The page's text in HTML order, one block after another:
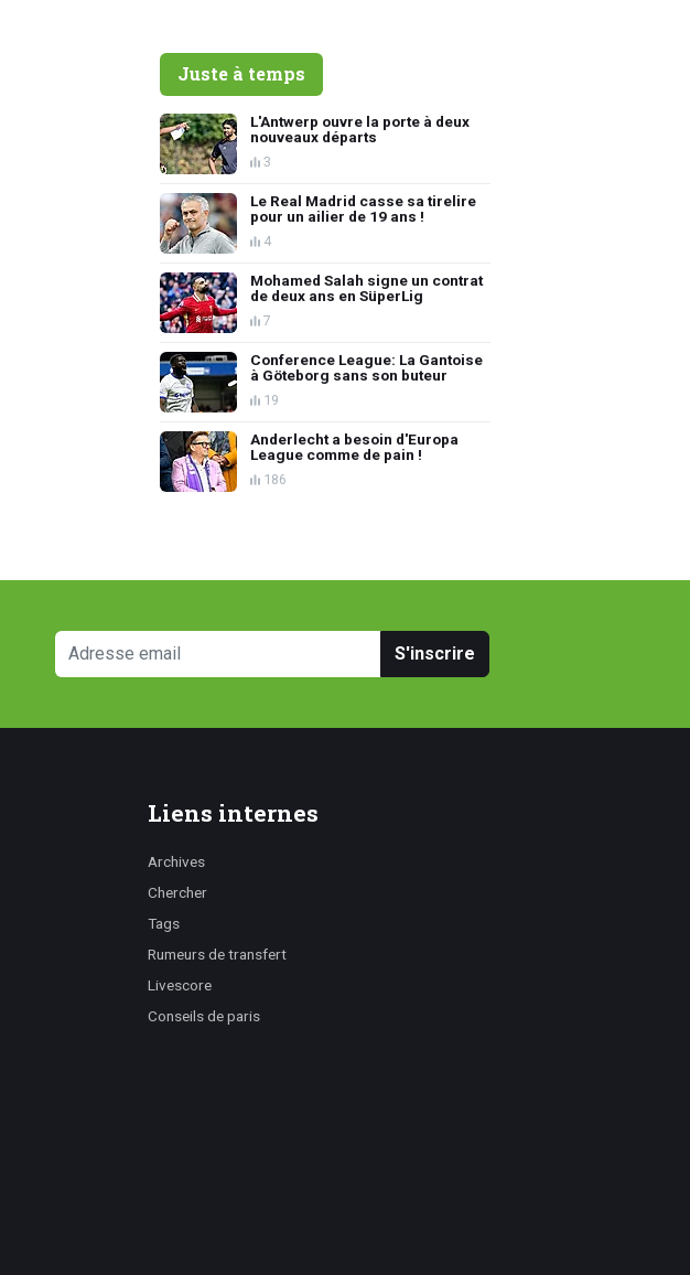
Juste à temps
L'Antwerp ouvre la porte à deux
nouveaux départs
3
Le Real Madrid casse sa tirelire
pour un ailier de 19 ans !
4
Mohamed Salah signe un contrat
de deux ans en SüperLig
7
Conference League: La Gantoise
à Göteborg sans son buteur
19
Anderlecht a besoin d'Europa
League comme de pain !
186
S'inscrire
Liens internes
Archives
Chercher
Tags
Rumeurs de transfert
Livescore
Conseils de paris